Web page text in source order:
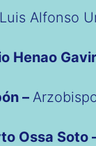
Alfonso
Henao
–
Ossa Soto